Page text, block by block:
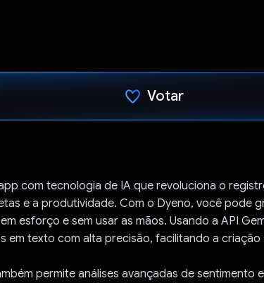
Votar
com tecnologia de IA que revoluciona o
e a produtividade. Com o Dyeno, você pode
esforço e sem usar as mãos. Usando a API
em texto com alta precisão, facilitando a criação
permite análises avançadas de sentimento